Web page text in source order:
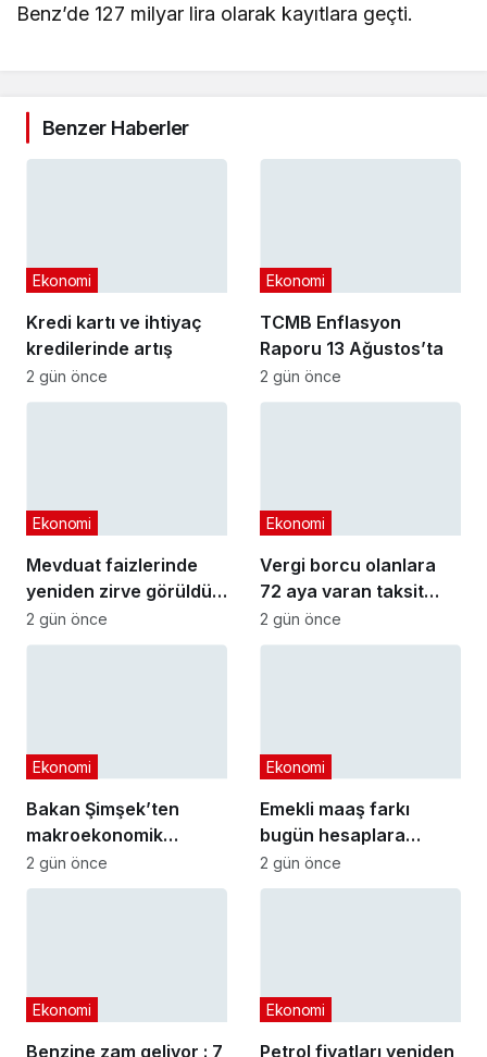
Benz’de 127 milyar lira olarak kayıtlara geçti.
Benzer Haberler
Kredi kartı ve ihtiyaç
kredilerinde artış
Ekonomi
2 gün önce
TCMB Enflasyon
Raporu 13 Ağustos’ta
Ekonomi
2 gün önce
Mevduat faizlerinde
yeniden zirve görüldü :
3 milyon liranın aylık
getirisi ne kadar oldu?
Ekonomi
2 gün önce
Vergi borcu olanlara
72 aya varan taksit
fırsatı
Ekonomi
2 gün önce
Bakan Şimşek’ten
makroekonomik
istikrar açıklaması
Ekonomi
2 gün önce
Emekli maaş farkı
bugün hesaplara
yatıyor
Ekonomi
2 gün önce
Benzine zam geliyor : 7
Ekonomi
Petrol fiyatları yeniden
Ekonomi